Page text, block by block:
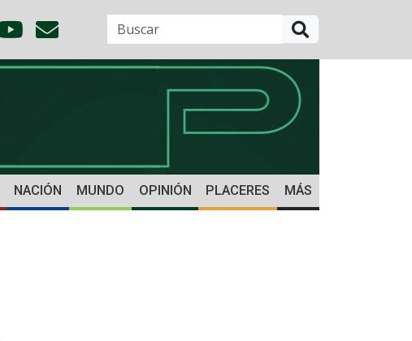
NACIÓN MUNDO OPINIÓN PLACERES MÁS